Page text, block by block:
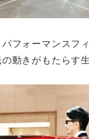
フォーマンス
動きがもたらす